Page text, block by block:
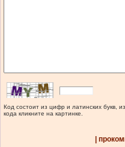
Код состоит из цифр и латинских букв,
кода кликните на картинке.
|